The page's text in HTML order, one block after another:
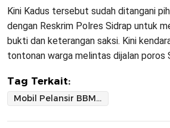
Kini Kadus tersebut sudah ditangani
dengan Reskrim Polres Sidrap untuk
bukti dan keterangan saksi. Kini
tontonan warga melintas dijalan poros
Tag Terkait:
Mobil Pelansir BBM Ludes Terbakar Usai Angkut 17 Jerigen Pertalite Di SPBU Tanete Sidrap